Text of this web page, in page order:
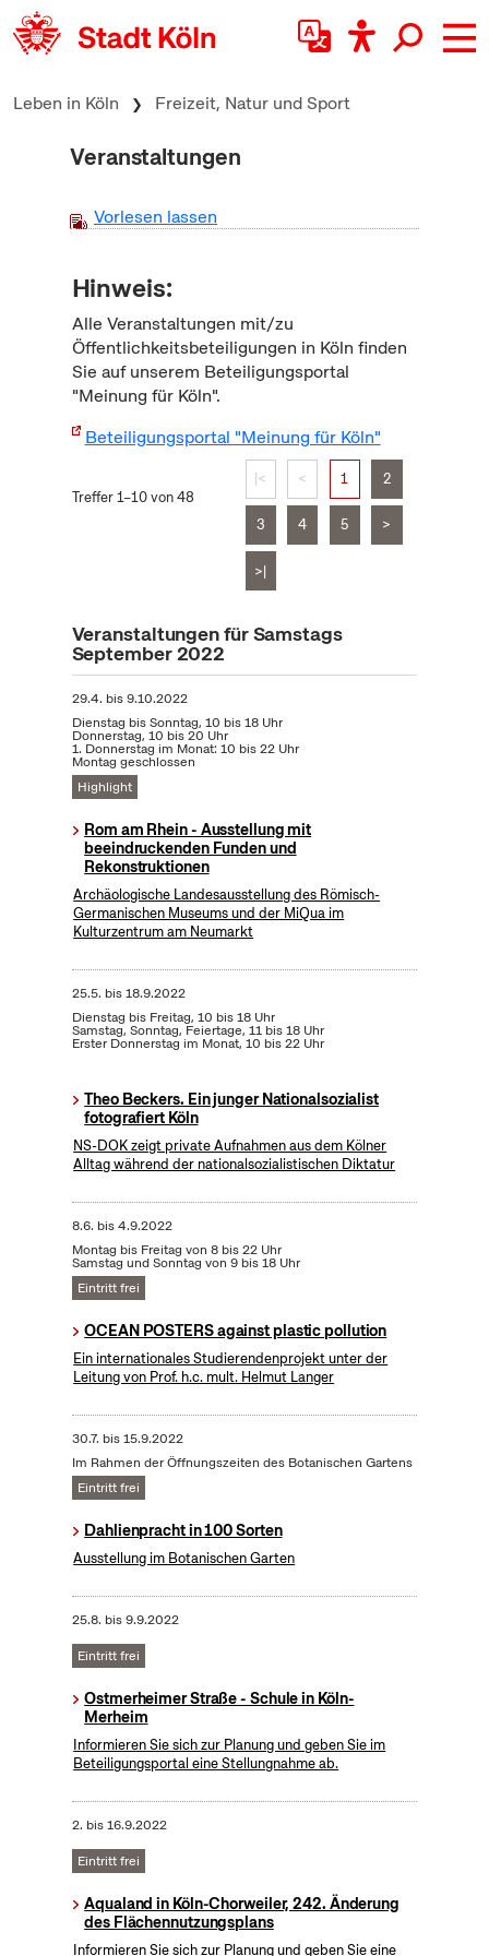
zum Inhalt springen
Leben in Köln Freizeit, Natur und Sport
Veranstaltungen
Vorlesen lassen
Hinweis:
Alle Veranstaltungen mit/zu
Öffentlichkeitsbeteiligungen in Köln finden
Sie auf unserem Beteiligungsportal
"Meinung für Köln".
Beteiligungsportal "Meinung für Köln"
Treffer 1–10 von 48
|< < 1 2
3 4 5 >
>|
Veranstaltungen für Samstags
September 2022
29.4. bis9.10.2022
Dienstag bis Sonntag, 10 bis 18 Uhr
Donnerstag, 10 bis 20 Uhr
1. Donnerstag im Monat: 10 bis 22 Uhr
Montag geschlossen
Highlight
Rom am Rhein - Ausstellung mit
beeindruckenden Funden und
Rekonstruktionen
Archäologische Landesausstellung des Römisch-
Germanischen Museums und der MiQua im
Kulturzentrum am Neumarkt
25.5. bis18.9.2022
Dienstag bis Freitag, 10 bis 18 Uhr
Samstag, Sonntag, Feiertage, 11 bis 18 Uhr
Erster Donnerstag im Monat, 10 bis 22 Uhr
Theo Beckers. Ein junger Nationalsozialist
fotografiert Köln
NS-DOK zeigt private Aufnahmen aus dem Kölner
Alltag während der nationalsozialistischen Diktatur
8.6. bis4.9.2022
Montag bis Freitag von 8 bis 22 Uhr
Samstag und Sonntag von 9 bis 18 Uhr
Eintritt frei
OCEAN POSTERS against plastic pollution
Ein internationales Studierendenprojekt unter der
Leitung von Prof. h.c. mult. Helmut Langer
30.7. bis15.9.2022
Im Rahmen der Öffnungszeiten des Botanischen Gartens
Eintritt frei
Dahlienpracht in 100 Sorten
Ausstellung im Botanischen Garten
25.8. bis9.9.2022
Eintritt frei
Ostmerheimer Straße - Schule in Köln-
Merheim
Informieren Sie sich zur Planung und geben Sie im
Beteiligungsportal eine Stellungnahme ab.
2. bis16.9.2022
Eintritt frei
Aqualand in Köln-Chorweiler, 242. Änderung
des Flächennutzungsplans
Informieren Sie sich zur Planung und geben Sie eine